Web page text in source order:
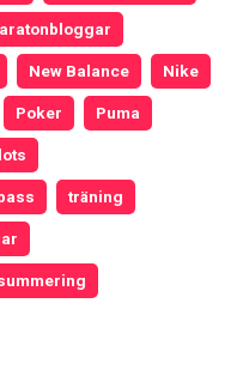
New Balance Nike
Poker Puma
träning